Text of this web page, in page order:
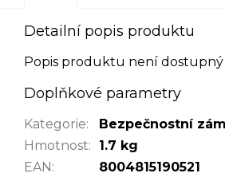
Detailní popis produktu
Popis produktu není dostupný
Doplňkové parametry
Kategorie:
Bezpečnostní
Hmotnost:
1.7 kg
EAN: 8004815190521